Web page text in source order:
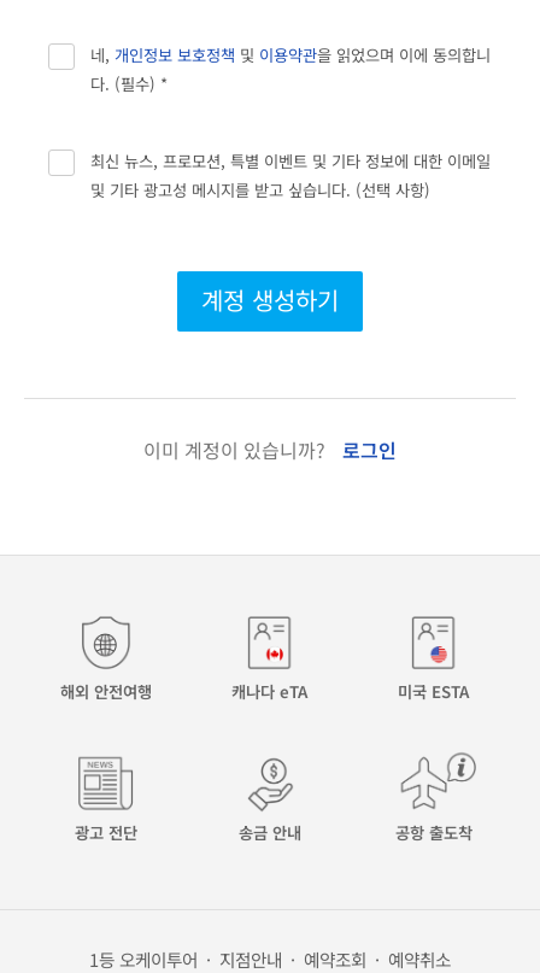
네, 개인정보 보호정책 및 이용약관을 읽었으며 이에 동의합니
다. (필수) *
최신 뉴스, 프로모션, 특별 이벤트 및 기타 정보에 대한 이메일
및 기타 광고성 메시지를 받고 싶습니다. (선택 사항)
계정 생성하기
이미 계정이 있습니까? 로그인
해외 안전여행 캐나다 eTA 미국 ESTA
광고 전단 송금 안내 공항 출도착
1등 오케이투어 · 지점안내 · 예약조회 · 예약취소